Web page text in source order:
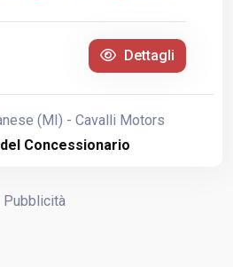
Dettagli
(MI) - Cavalli Motors
Concessionario
Pubblicità